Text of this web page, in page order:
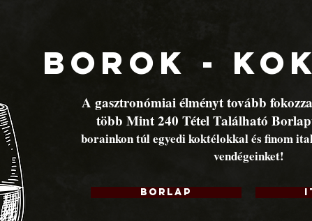
BOROK -
A gasztronómiai élményt tovább
több Mint 240 Tétel Található
borainkon túl egyedi koktélokkal és finom
vendégeinket!
BORLAP